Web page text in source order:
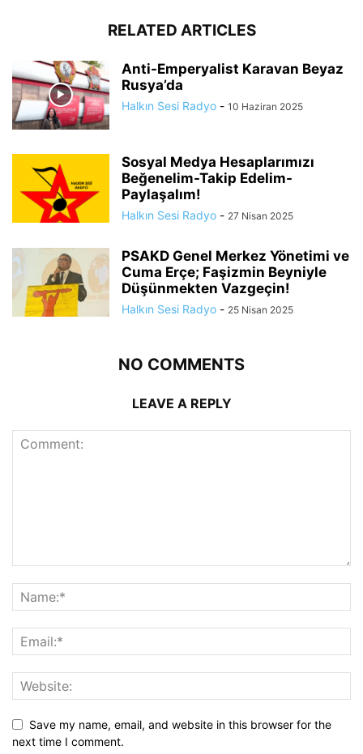
RELATED ARTICLES
Anti-Emperyalist Karavan Beyaz
Rusya’da
Halkın Sesi Radyo - 10 Haziran 2025
Sosyal Medya Hesaplarımızı
Beğenelim-Takip Edelim-
Paylaşalım!
Halkın Sesi Radyo - 27 Nisan 2025
PSAKD Genel Merkez Yönetimi ve
Cuma Erçe; Faşizmin Beyniyle
Düşünmekten Vazgeçin!
Halkın Sesi Radyo - 25 Nisan 2025
NO COMMENTS
LEAVE A REPLY
Save my name, email, and website in this browser for the
next time I comment.